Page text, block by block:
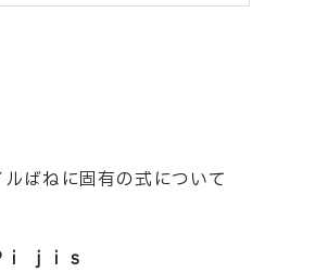
ばねに固有の式について
ｊｉｓ